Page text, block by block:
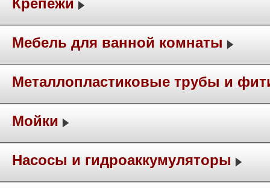
Крепежи
Мебель для ванной комнаты
Металлопластиковые трубы и
Мойки
Насосы и гидроаккумуляторы